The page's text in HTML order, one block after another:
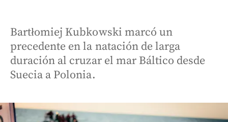
Bartłomiej Kubkowski marcó un
precedente en la natación de larga
duración al cruzar el mar Báltico desde
Suecia a Polonia.